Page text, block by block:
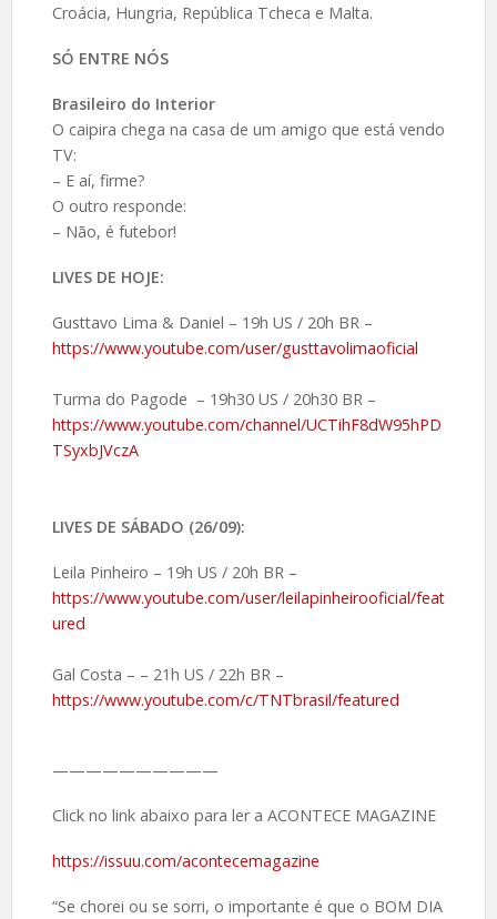
Croácia, Hungria, República Tcheca e Malta.
SÓ ENTRE NÓS
Brasileiro do Interior
O caipira chega na casa de um amigo que está vendo
TV:
– E aí, firme?
O outro responde:
– Não, é futebor!
LIVES DE HOJE:
Gusttavo Lima & Daniel – 19h US / 20h BR –
https://www.youtube.com/user/gusttavolimaoficial
Turma do Pagode – 19h30 US / 20h30 BR –
https://www.youtube.com/channel/UCTihF8dW95hPD
TSyxbJVczA
LIVES DE SÁBADO (26/09):
Leila Pinheiro – 19h US / 20h BR –
https://www.youtube.com/user/leilapinheirooficial/feat
ured
Gal Costa – – 21h US / 22h BR –
https://www.youtube.com/c/TNTbrasil/featured
——————————
Click no link abaixo para ler a ACONTECE MAGAZINE
https://issuu.com/acontecemagazine
“Se chorei ou se sorri, o importante é que o BOM DIA